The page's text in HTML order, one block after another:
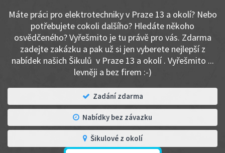
Máte práci pro elektrotechniky v Praze 13 a okolí? Nebo
potřebujete cokoli dalšího? Hledáte někoho
osvědčeného? Vyřešmito je tu právě pro vás. Zdarma
zadejte zakázku a pak už si jen vyberete nejlepší z
nabídek našich Šikulů v Praze 13 a okolí . Vyřešmito ...
levněji a bez firem :-)
Zadání zdarma
Nabídky bez závazku
Šikulové z okolí